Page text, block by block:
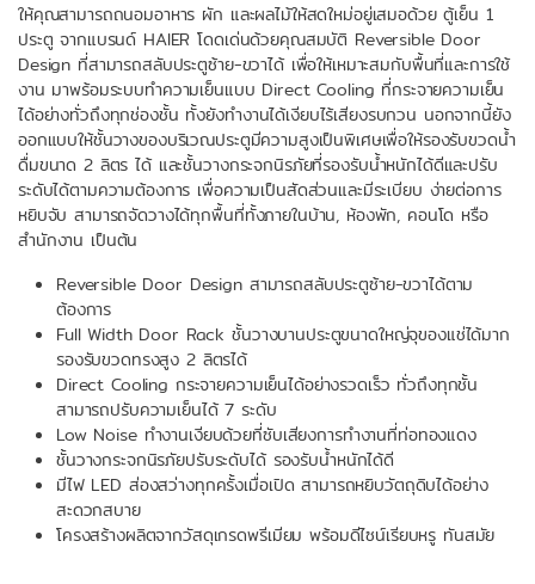
ให้คุณสามารถถนอมอาหาร ผัก และผลไม้ให้สดใหม่อยู่เสมอด้วย ตู้เย็น 1
ประตู จากแบรนด์ HAIER โดดเด่นด้วยคุณสมบัติ Reversible Door
Design ที่สามารถสลับประตูซ้าย-ขวาได้ เพื่อให้เหมาะสมกับพื้นที่และการใช้
งาน มาพร้อมระบบทำความเย็นแบบ Direct Cooling ที่กระจายความเย็น
ได้อย่างทั่วถึงทุกช่องชั้น ทั้งยังทำงานได้เงียบไร้เสียงรบกวน นอกจากนี้ยัง
ออกแบบให้ชั้นวางของบริเวณประตูมีความสูงเป็นพิเศษเพื่อให้รองรับขวดน้ำ
ดื่มขนาด 2 ลิตร ได้ และชั้นวางกระจกนิรภัยที่รองรับน้ำหนักได้ดีและปรับ
ระดับได้ตามความต้องการ เพื่อความเป็นสัดส่วนและมีระเบียบ ง่ายต่อการ
หยิบจับ สามารถจัดวางได้ทุกพื้นที่ทั้งภายในบ้าน, ห้องพัก, คอนโด หรือ
สำนักงาน เป็นต้น
Reversible Door Design สามารถสลับประตูซ้าย-ขวาได้ตาม
ต้องการ
Full Width Door Rack ชั้นวางบานประตูขนาดใหญ่จุของแช่ได้มาก
รองรับขวดทรงสูง 2 ลิตรได้
Direct Cooling กระจายความเย็นได้อย่างรวดเร็ว ทั่วถึงทุกชั้น
สามารถปรับความเย็นได้ 7 ระดับ
Low Noise ทำงานเงียบด้วยที่ซับเสียงการทำงานที่ท่อทองแดง
ชั้นวางกระจกนิรภัยปรับระดับได้ รองรับน้ำหนักได้ดี
มีไฟ LED ส่องสว่างทุกครั้งเมื่อเปิด สามารถหยิบวัตถุดิบได้อย่าง
สะดวกสบาย
โครงสร้างผลิตจากวัสดุเกรดพรีเมียม พร้อมดีไซน์เรียบหรู ทันสมัย